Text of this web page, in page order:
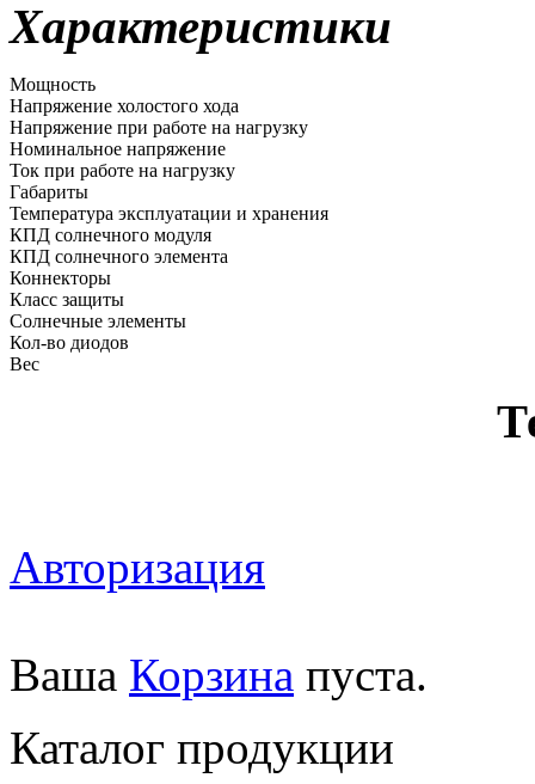
Характеристики
Мощность
Напряжение холостого хода
Напряжение при работе на нагрузку
Номинальное напряжение
Ток при работе на нагрузку
Габариты
Температура эксплуатации и хранения
КПД солнечного модуля
КПД солнечного элемента
Коннекторы
Класс защиты
Солнечные элементы
Кол-во диодов
Вес
Авторизация
Ваша Корзина пуста.
Каталог продукции